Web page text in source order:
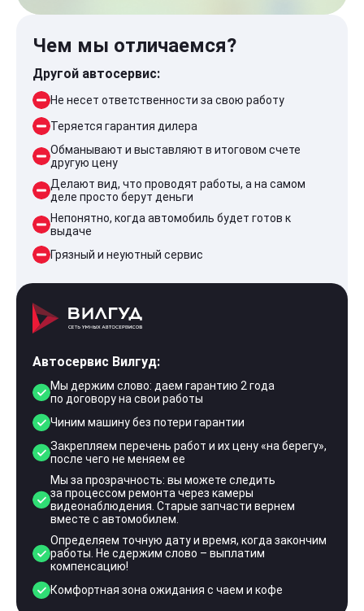
Чем мы отличаемся?
Другой автосервис:
Не несет ответственности за свою работу
Теряется гарантия дилера
Обманывают и выставляют в итоговом счете
другую цену
Делают вид, что проводят работы, а на самом
деле просто берут деньги
Непонятно, когда автомобиль будет готов к
выдаче
Грязный и неуютный сервис
Автосервис Вилгуд:
Мы держим слово: даем гарантию 2 года
по договору на свои работы
Чиним машину без потери гарантии
Закрепляем перечень работ и их цену «на берегу»,
после чего не меняем ее
Мы за прозрачность: вы можете следить
за процессом ремонта через камеры
видеонаблюдения. Старые запчасти вернем
вместе с автомобилем.
Определяем точную дату и время, когда закончим
работы. Не сдержим слово – выплатим
компенсацию!
Комфортная зона ожидания с чаем и кофе